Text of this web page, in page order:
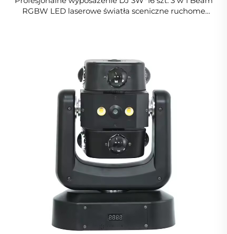
RGBW LED laserowe światła sceniczne ruchome